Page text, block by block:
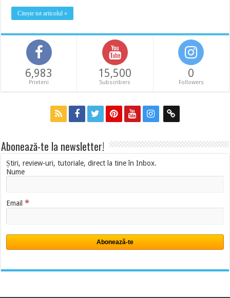
Citește tot articolul »
6,983
Prieteni
15,500
Subscribers
0
Followers
Abonează-te la newsletter!
Știri, review-uri, tutoriale, direct la tine în Inbox.
Nume
Email*